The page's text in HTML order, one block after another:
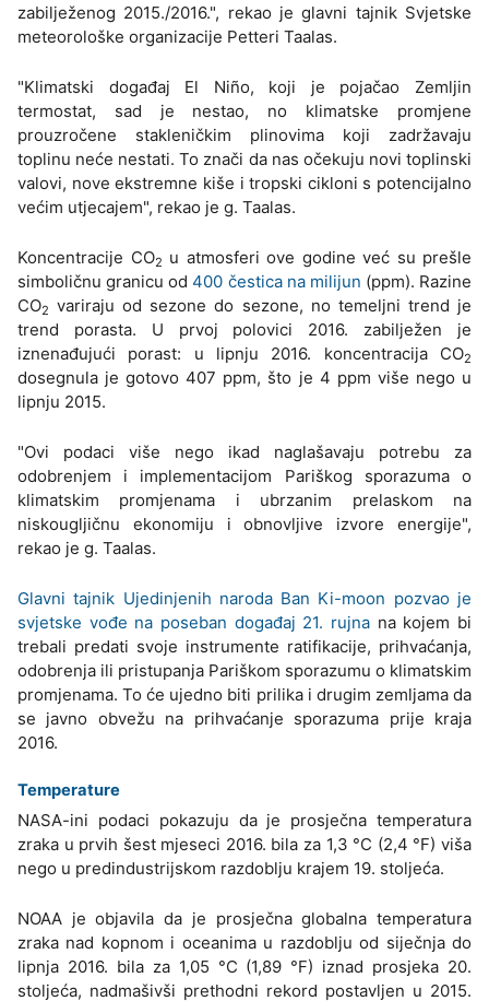
zabilježenog 2015./2016.", rekao je glavni tajnik Svjetske
meteorološke organizacije Petteri Taalas.
"Klimatski događaj El Niño, koji je pojačao Zemljin
termostat, sad je nestao, no klimatske promjene
prouzročene stakleničkim plinovima koji zadržavaju
toplinu neće nestati. To znači da nas očekuju novi toplinski
valovi, nove ekstremne kiše i tropski cikloni s potencijalno
većim utjecajem", rekao je g. Taalas.
Koncentracije CO2 u atmosferi ove godine već su prešle
simboličnu granicu od400 čestica na milijun (ppm). Razine
CO2 variraju od sezone do sezone, no temeljni trend je
trend porasta. U prvoj polovici 2016. zabilježen je
iznenađujući porast: u lipnju 2016. koncentracija CO2
dosegnula je gotovo 407 ppm, što je 4 ppm više nego u
lipnju 2015.
"Ovi podaci više nego ikad naglašavaju potrebu za
odobrenjem i implementacijom Pariškog sporazuma o
klimatskim promjenama i ubrzanim prelaskom na
niskougljičnu ekonomiju i obnovljive izvore energije",
rekao je g. Taalas.
Glavni tajnik Ujedinjenih naroda Ban Ki-moon pozvao je
svjetske vođe na poseban događaj 21. rujna na kojem bi
trebali predati svoje instrumente ratifikacije, prihvaćanja,
odobrenja ili pristupanja Pariškom sporazumu o klimatskim
promjenama. To će ujedno biti prilika i drugim zemljama da
se javno obvežu na prihvaćanje sporazuma prije kraja
2016.
Temperature
NASA-ini podaci pokazuju da je prosječna temperatura
zraka u prvih šest mjeseci 2016. bila za 1,3 °C (2,4 °F) viša
nego u predindustrijskom razdoblju krajem 19. stoljeća.
NOAA je objavila da je prosječna globalna temperatura
zraka nad kopnom i oceanima u razdoblju od siječnja do
lipnja 2016. bila za 1,05 °C (1,89 °F) iznad prosjeka 20.
stoljeća, nadmašivši prethodni rekord postavljen u 2015.